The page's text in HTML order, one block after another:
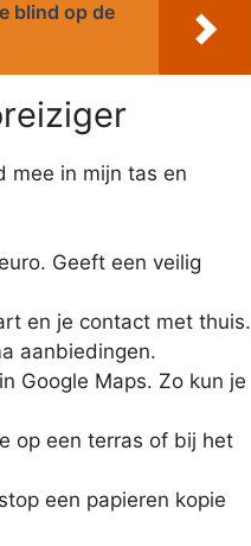
blind op de
mee in mijn tas en
Geeft een veilig
en je contact met thuis.
aanbiedingen.
Google Maps. Zo kun je
op een terras of bij het
een papieren kopie